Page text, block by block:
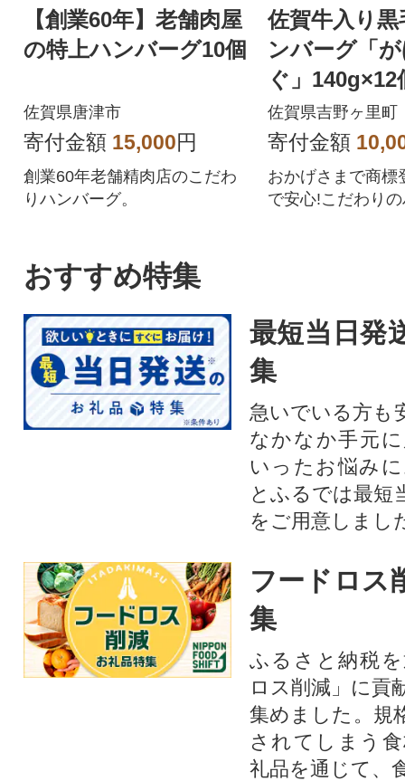
【創業60年】老舗肉屋
の特上ハンバーグ10個
佐賀県唐津市
寄付金額 15,000円
創業60年老舗精肉店のこだわ
りハンバーグ。
佐賀牛入り黒
ンバーグ「
ぐ」140g×12
佐賀県吉野ヶ里町
寄付金額
おかげさまで商標
で安心!こだわり
おすすめ特集
最短当日発
集
急いでいる方も
なかなか手元
いったお悩み
とふるでは最短
をご用意しまし
フードロス
集
ふるさと納税
ロス削減」に貢
集めました。規
されてしまう
礼品を通じて、